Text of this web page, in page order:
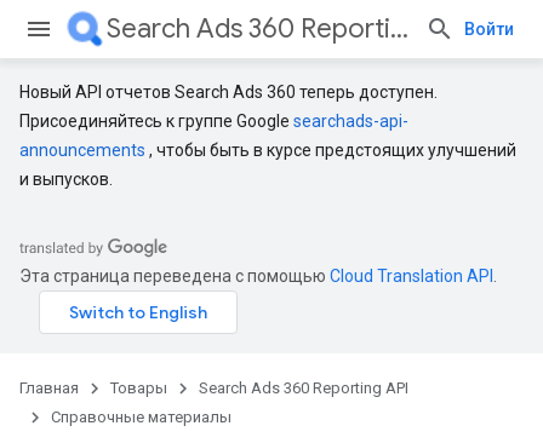
Search Ads 360 Reporting API Войти
Новый API отчетов Search Ads 360 теперь доступен.
Присоединяйтесь к группе Google searchads-api-
announcements , чтобы быть в курсе предстоящих улучшений
и выпусков.
Эта страница переведена с помощью Cloud Translation API
Главная Товары
Search Ads 360 Reporting API
Справочные материалы